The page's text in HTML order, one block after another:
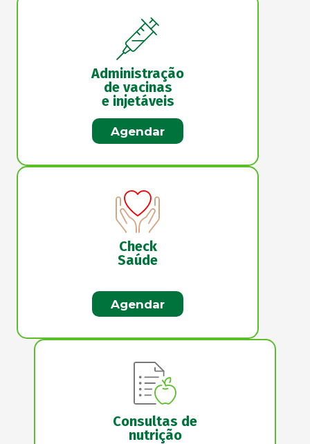
Administração
de vacinas
e injetáveis
Agendar
Check
Saúde
Agendar
Consultas de
nutrição